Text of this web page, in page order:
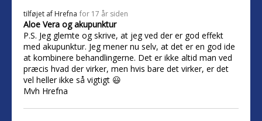
tilføjet af Hrefna for 17 år siden
Aloe Vera og akupunktur
P.S. Jeg glemte og skrive, at jeg ved der er god effekt
med akupunktur. Jeg mener nu selv, at det er en god ide
at kombinere behandlingerne. Det er ikke altid man ved
præcis hvad der virker, men hvis bare det virker, er det
vel heller ikke så vigtigt 😃
Mvh Hrefna